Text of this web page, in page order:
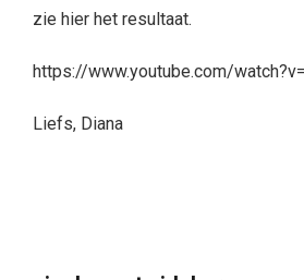
zie hier het resultaat.
https://www.youtube.com/
Liefs, Diana